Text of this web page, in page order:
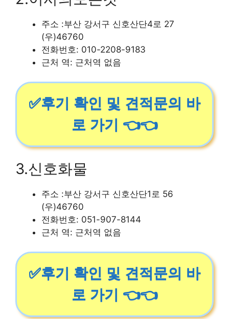
주소 :부산 강서구 신호산단4로 27
(우)46760
전화번호: 010-2208-9183
근처 역: 근처역 없음
✅후기 확인 및 견적문의 바
로 가기 👈👈
3.신호화물
주소 :부산 강서구 신호산단1로 56
(우)46760
전화번호: 051-907-8144
근처 역: 근처역 없음
✅후기 확인 및 견적문의 바
로 가기 👈👈